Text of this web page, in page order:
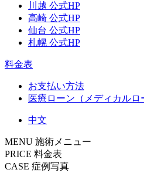
川越 公式HP
高崎 公式HP
仙台 公式HP
札幌 公式HP
料金表
お支払い方法
医療ローン（メディカルロ
中文
MENU 施術メニュー
PRICE 料金表
CASE 症例写真